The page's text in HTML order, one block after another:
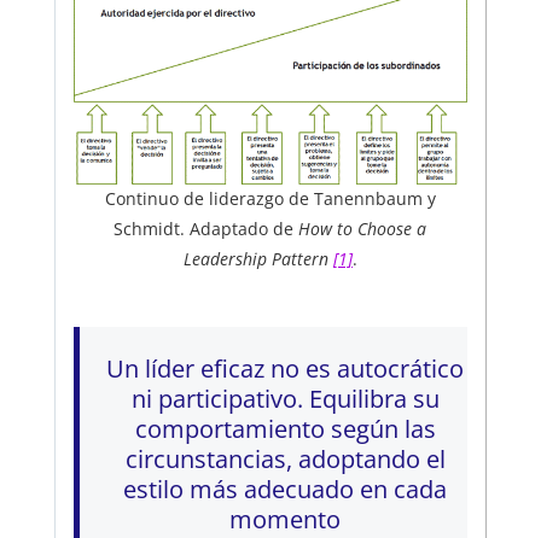
Continuo de liderazgo de Tanennbaum y
Schmidt. Adaptado deHow to Choose a
Leadership Pattern [1].
Un líder eficaz no es autocrático
ni participativo. Equilibra su
comportamiento según las
circunstancias, adoptando el
estilo más adecuado en cada
momento